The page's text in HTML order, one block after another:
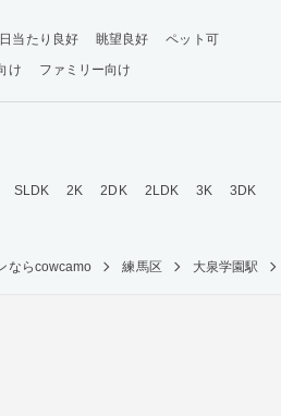
日当たり良好 眺望良好
ペット可
け ファミリー向け
SLDK 2K 2DK 2LDK 3K
3DK
ならcowcamo 練馬区 大泉学園駅